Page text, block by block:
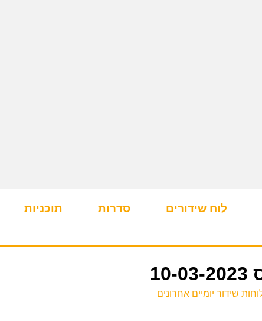
לוח שידורים סדרות תוכניות
שידור יומיים אחרונים